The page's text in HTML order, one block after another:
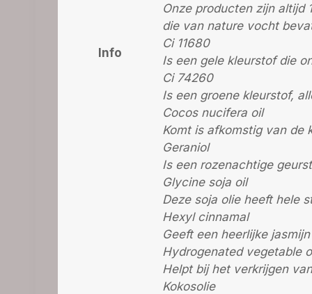
Info
Onze producten zijn altijd
die van nature vocht
Ci 11680
Is een gele kleurstof die
Ci 74260
Is een groene kleurstof,
Cocos nucifera oil
Komt is afkomstig van de
Geraniol
Is een rozenachtige
Glycine soja oil
Deze soja olie heeft hele
Hexyl cinnamal
Geeft een heerlijke
Hydrogenated vegetable
Helpt bij het verkrijgen
Kokosolie